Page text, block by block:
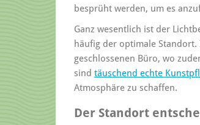
besprüht werden, um es
Ganz wesentlich ist der
häufig der optimale
geschlossenen Büro, wo
sind täuschend echte
Atmosphäre zu schaffen.
Der Standort